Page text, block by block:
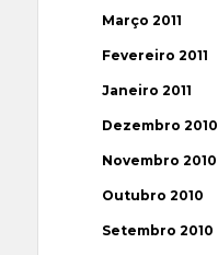
Março 2011
Fevereiro 2011
Janeiro 2011
Dezembro 2010
Novembro 2010
Outubro 2010
Setembro 2010